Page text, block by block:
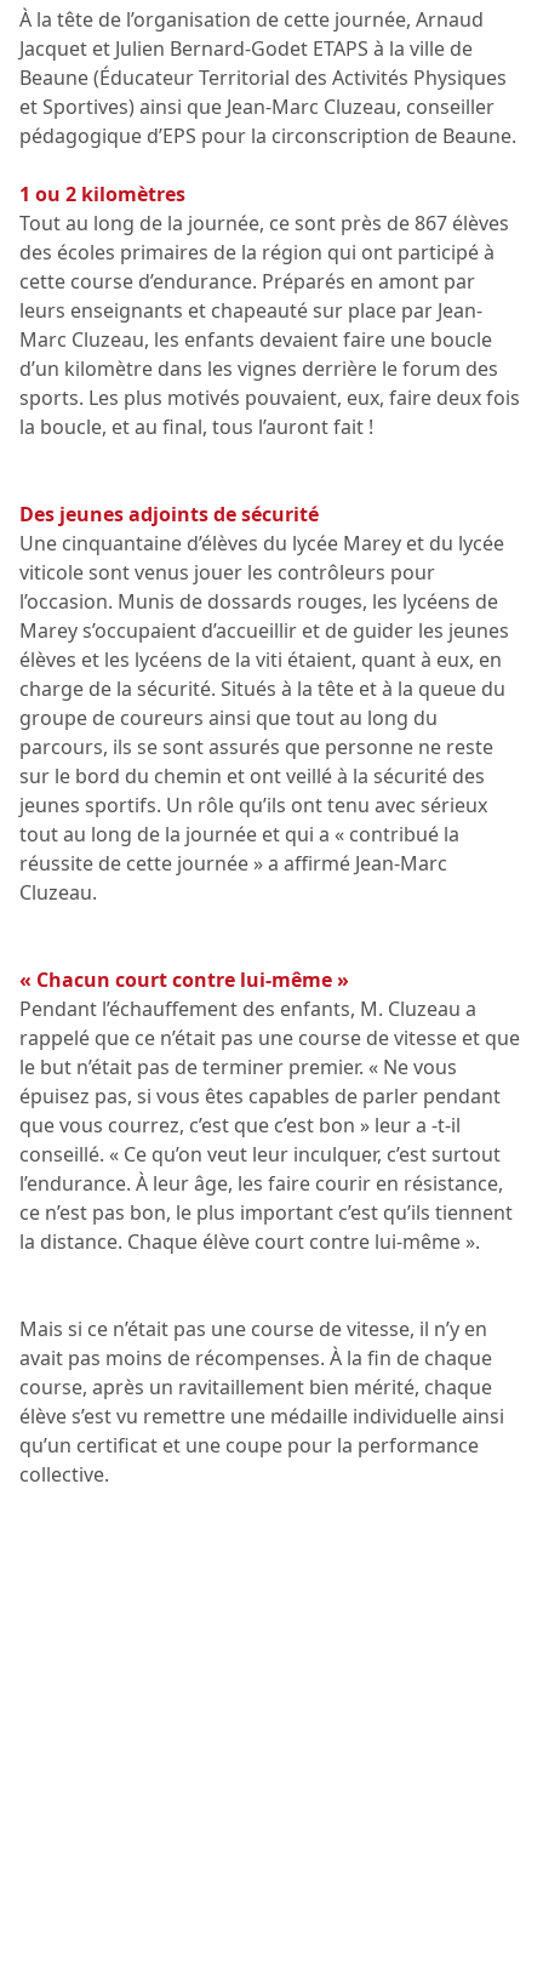
À la tête de l’organisation de cette journée, Arnaud
Jacquet et Julien Bernard-Godet ETAPS à la ville de
Beaune (Éducateur Territorial des Activités Physiques
et Sportives) ainsi que Jean-Marc Cluzeau, conseiller
pédagogique d’EPS pour la circonscription de Beaune.
1 ou 2 kilomètres
Tout au long de la journée, ce sont près de 867 élèves
des écoles primaires de la région qui ont participé à
cette course d’endurance. Préparés en amont par
leurs enseignants et chapeauté sur place par Jean-
Marc Cluzeau, les enfants devaient faire une boucle
d’un kilomètre dans les vignes derrière le forum des
sports. Les plus motivés pouvaient, eux, faire deux fois
la boucle, et au final, tous l’auront fait !
Des jeunes adjoints de sécurité
Une cinquantaine d’élèves du lycée Marey et du lycée
viticole sont venus jouer les contrôleurs pour
l’occasion. Munis de dossards rouges, les lycéens de
Marey s’occupaient d’accueillir et de guider les jeunes
élèves et les lycéens de la viti étaient, quant à eux, en
charge de la sécurité. Situés à la tête et à la queue du
groupe de coureurs ainsi que tout au long du
parcours, ils se sont assurés que personne ne reste
sur le bord du chemin et ont veillé à la sécurité des
jeunes sportifs. Un rôle qu’ils ont tenu avec sérieux
tout au long de la journée et qui a « contribué la
réussite de cette journée » a affirmé Jean-Marc
Cluzeau.
« Chacun court contre lui-même »
Pendant l’échauffement des enfants, M. Cluzeau a
rappelé que ce n’était pas une course de vitesse et que
le but n’était pas de terminer premier. « Ne vous
épuisez pas, si vous êtes capables de parler pendant
que vous courrez, c’est que c’est bon » leur a -t-il
conseillé. « Ce qu’on veut leur inculquer, c’est surtout
l’endurance. À leur âge, les faire courir en résistance,
ce n’est pas bon, le plus important c’est qu’ils tiennent
la distance. Chaque élève court contre lui-même ».
Mais si ce n’était pas une course de vitesse, il n’y en
avait pas moins de récompenses. À la fin de chaque
course, après un ravitaillement bien mérité, chaque
élève s’est vu remettre une médaille individuelle ainsi
qu’un certificat et une coupe pour la performance
collective.